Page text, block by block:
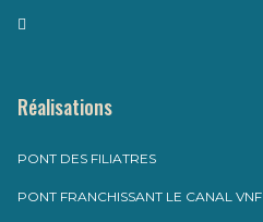
Réalisations
PONT DES FILIATRES
PONT FRANCHISSANT LE CANAL VNF